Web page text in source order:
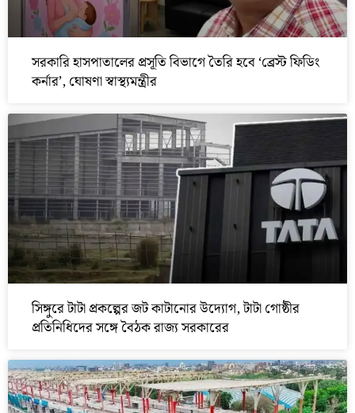
সরকারি হাসপাতালের প্রসূতি বিভাগে তৈরি হবে ‘ব্রেস্ট ফিডিং
কর্নার’, ঘোষণা স্বাস্থ্যমন্ত্রীর
সিঙ্গুরে টাটা প্রকল্পের জট কাটানোর উদ্যোগ, টাটা গোষ্ঠীর
প্রতিনিধিদের সঙ্গে বৈঠক রাজ্য সরকারের